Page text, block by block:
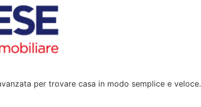
per trovare casa in modo semplice e veloce.